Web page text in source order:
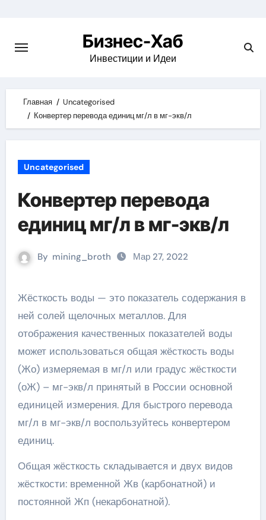
content
Бизнес-Хаб
Инвестиции и Идеи
Главная
Uncategorised
Конвертер перевода единиц мг/л в мг-экв/л
Uncategorised
Конвертер перевода
единиц мг/л в мг-экв/л
By mining_broth Мар 27, 2022
Жёсткость воды — это показатель содержания в
ней солей щелочных металлов. Для
отображения качественных показателей воды
может использоваться общая жёсткость воды
(Жо) измеряемая в мг/л или градус жёсткости
(оЖ) – мг-экв/л принятый в России основной
единицей измерения. Для быстрого перевода
мг/л в мг-экв/л воспользуйтесь конвертером
единиц.
Общая жёсткость складывается и двух видов
жёсткости: временной Жв (карбонатной) и
постоянной Жп (некарбонатной).